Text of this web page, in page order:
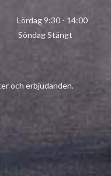
9:30 - 14:00
Stängt
och erbjudanden.